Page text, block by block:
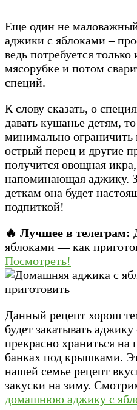
Еще один не
аджики с яблоками –
ведь потребуется
мясорубке и потом
специй.
К слову сказать, о
давать кушанье детям,
минимально
острый перец и другие
получится овощная
напоминающая аджику.
деткам она будет
подпиткой!
🔥 Лучшее в телеграм:
яблоками — как
Посмотреть!
Данный рецепт хорош
будет закатывать
прекрасно храниться на
банках под крышками.
нашей семье рецепт
закуски на зиму.
домашнюю аджику с